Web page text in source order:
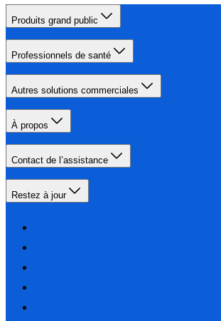
Produits grand public
Professionnels de santé
Autres solutions commerciales
À propos
Contact de l’assistance
Restez à jour